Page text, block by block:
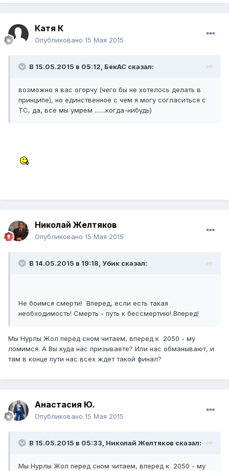
Катя К
Опубликовано 15 Мая 2015
В 15.05.2015 в 05:12, БекАС сказал:
​возможно я вас огорчу (чего бы не хотелось делать в
принципе), но единственное с чем я могу согласиться с
ТС, да, все мы умрем .......когда-нибудь)
Николай Желтяков
Опубликовано 15 Мая 2015
В 14.05.2015 в 19:18, Убик сказал:
Не боимся смерти! Вперед, если есть такая
необходимость! Смерть - путь к бессмертию! Вперед!
​Мы Нурлы Жол перед сном читаем, вперед к 2050 - му
ломимся. А Вы куда нас призываете? Или нас обманывают, и
там в конце пути нас всех ждет такой финал?
Анастасия Ю.
Опубликовано 15 Мая 2015
В 15.05.2015 в 05:33, Николай Желтяков сказал:
​Мы Нурлы Жол перед сном читаем, вперед к 2050 - му